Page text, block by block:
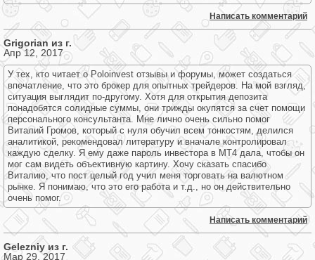
Написать комментарий
Grigorian из г.
Апр 12, 2017
У тех, кто читает о Poloinvest отзывы и форумы, может создаться
впечатление, что это брокер для опытных трейдеров. На мой взгляд,
ситуация выглядит по-другому. Хотя для открытия депозита
понадобятся солидные суммы, они трижды окупятся за счет помощи
персонального консультанта. Мне лично очень сильно помог
Виталий Громов, который с нуля обучил всем тонкостям, делился
аналитикой, рекомендовал литературу и вначале контролировал
каждую сделку. Я ему даже пароль инвестора в МТ4 дала, чтобы он
мог сам видеть объективную картину. Хочу сказать спасибо
Виталию, что пост целый год учил меня торговать на валютном
рынке. Я понимаю, что это его работа и т.д., но он действительно
очень помог.
Написать комментарий
Gelezniy из г.
Мар 29, 2017